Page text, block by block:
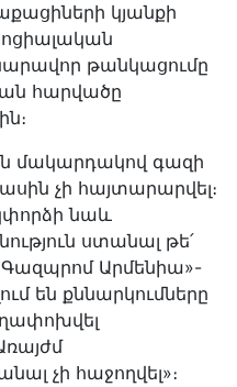
կյանքի
թանկացումը
հարվածը
մակարդակով գազի
չի հայտարարվել։
նաև
ստանալ թե՛
Արմենիա»-
են քննարկումները
չի հաջողվել»։